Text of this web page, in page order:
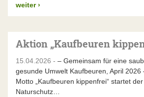
weiter ›
Aktion „Kaufbeuren
15.04.2026 - – Gemeinsam für eine
gesunde Umwelt Kaufbeuren, April 2026
Motto „Kaufbeuren kippenfrei“ startet
Naturschutz…